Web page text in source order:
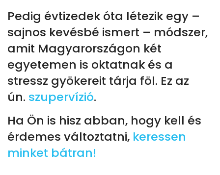
Pedig évtizedek óta létezik egy –
sajnos kevésbé ismert – módszer,
amit Magyarországon két
egyetemen is oktatnak és a
stressz gyökereit tárja föl. Ez az
ún. szupervízió.
Ha Ön is hisz abban, hogy kell és
érdemes változtatni, keressen
minket bátran!